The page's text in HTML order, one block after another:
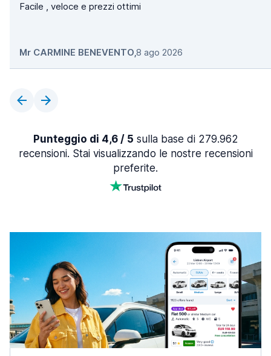
Facile , veloce e prezzi ottimi
Mr CARMINE BENEVENTO,8 ago 2026
Punteggio di 4,6 / 5 sulla base di 279.962
recensioni. Stai visualizzando le nostre recensioni
preferite.